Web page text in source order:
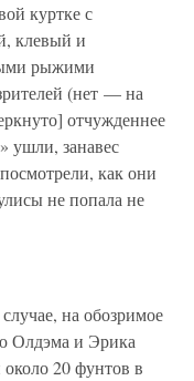
куртке с
клевый и
рыжими
(нет — на
отчужденнее
ушли, занавес
как они
не попала не
на обозримое
Олдэма и Эрика
20 фунтов в